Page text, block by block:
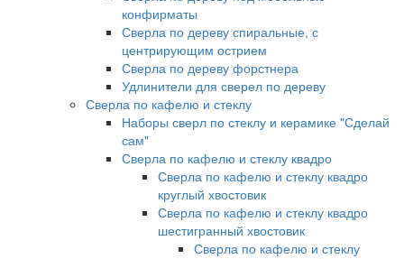
конфирматы
Сверла по дереву спиральные, с
центрирующим острием
Сверла по дереву форстнера
Удлинители для сверел по дереву
Сверла по кафелю и стеклу
Наборы сверл по стеклу и керамике "Сделай
сам"
Сверла по кафелю и стеклу квадро
Сверла по кафелю и стеклу квадро
круглый хвостовик
Сверла по кафелю и стеклу квадро
шестигранный хвостовик
Сверла по кафелю и стеклу